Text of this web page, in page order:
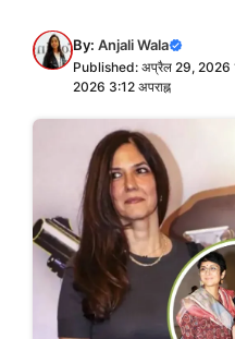
By: Anjali Wala
Published: अप्रैल 29, 2026
2026 3:12 अपराह्न